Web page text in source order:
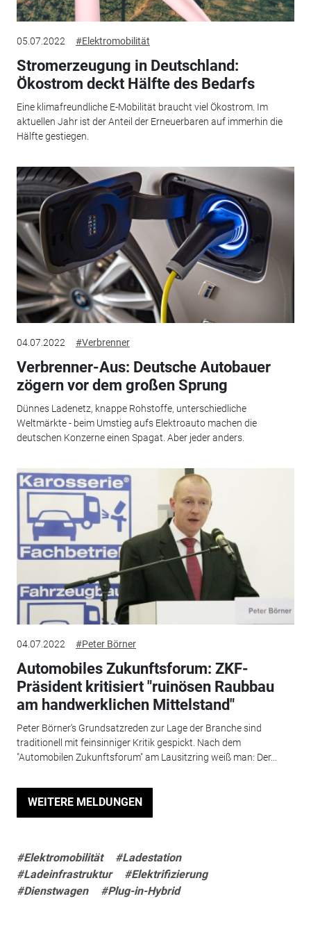
05.07.2022 #Elektromobilität
Stromerzeugung in Deutschland:
Ökostrom deckt Hälfte des Bedarfs
Eine klimafreundliche E-Mobilität braucht viel Ökostrom. Im
aktuellen Jahr ist der Anteil der Erneuerbaren auf immerhin die
Hälfte gestiegen.
04.07.2022 #Verbrenner
Verbrenner-Aus: Deutsche Autobauer
zögern vor dem großen Sprung
Dünnes Ladenetz, knappe Rohstoffe, unterschiedliche
Weltmärkte - beim Umstieg aufs Elektroauto machen die
deutschen Konzerne einen Spagat. Aber jeder anders.
04.07.2022 #Peter Börner
Automobiles Zukunftsforum: ZKF-
Präsident kritisiert "ruinösen Raubbau
am handwerklichen Mittelstand"
Peter Börner‘s Grundsatzreden zur Lage der Branche sind
traditionell mit feinsinniger Kritik gespickt. Nach dem
"Automobilen Zukunftsforum" am Lausitzring weiß man: Der...
WEITERE MELDUNGEN
#Elektromobilität
#Ladestation
#Ladeinfrastruktur
#Elektrifizierung
#Dienstwagen
#Plug-in-Hybrid